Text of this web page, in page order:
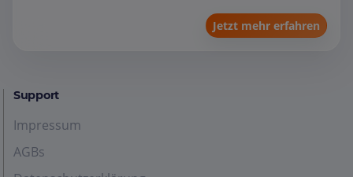
Jetzt mehr erfahren
Support
Impressum
AGBs